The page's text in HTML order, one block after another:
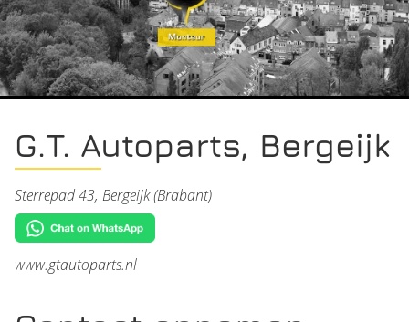
G.T. Autoparts, Bergeijk
Sterrepad 43, Bergeijk (Brabant)
www.gtautoparts.nl